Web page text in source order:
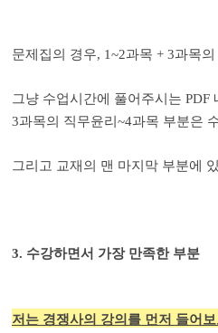
문제집의 경우, 1~2과목 + 3과목
그냥 수업시간에 풀어주시는
3과목의 직무윤리~4과목 부분은
그리고 교재의 맨 마지막 부분에
3. 수강하면서 가장 만족한 부분
저는 경쟁사의 강의를 먼저 들어